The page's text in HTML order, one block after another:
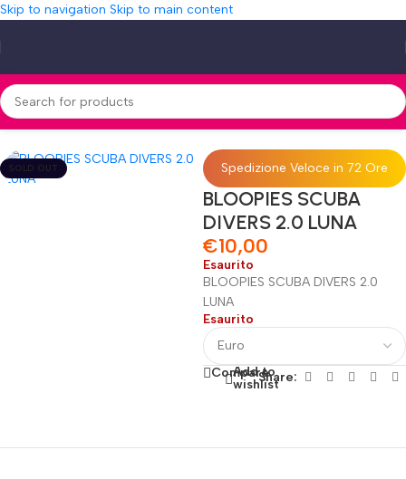
Skip to navigation Skip to main content
Home»Shop»BLOOPIES SCUBA DIVERS 2.0 LUNA
SOLD OUT Spedizione Veloce in 72 Ore
BLOOPIES SCUBA
DIVERS 2.0 LUNA
€10,00
Esaurito
BLOOPIES SCUBA DIVERS 2.0
LUNA
Esaurito
Compare
Add to
wishlistShare:
Fino al 12 Ottobre...